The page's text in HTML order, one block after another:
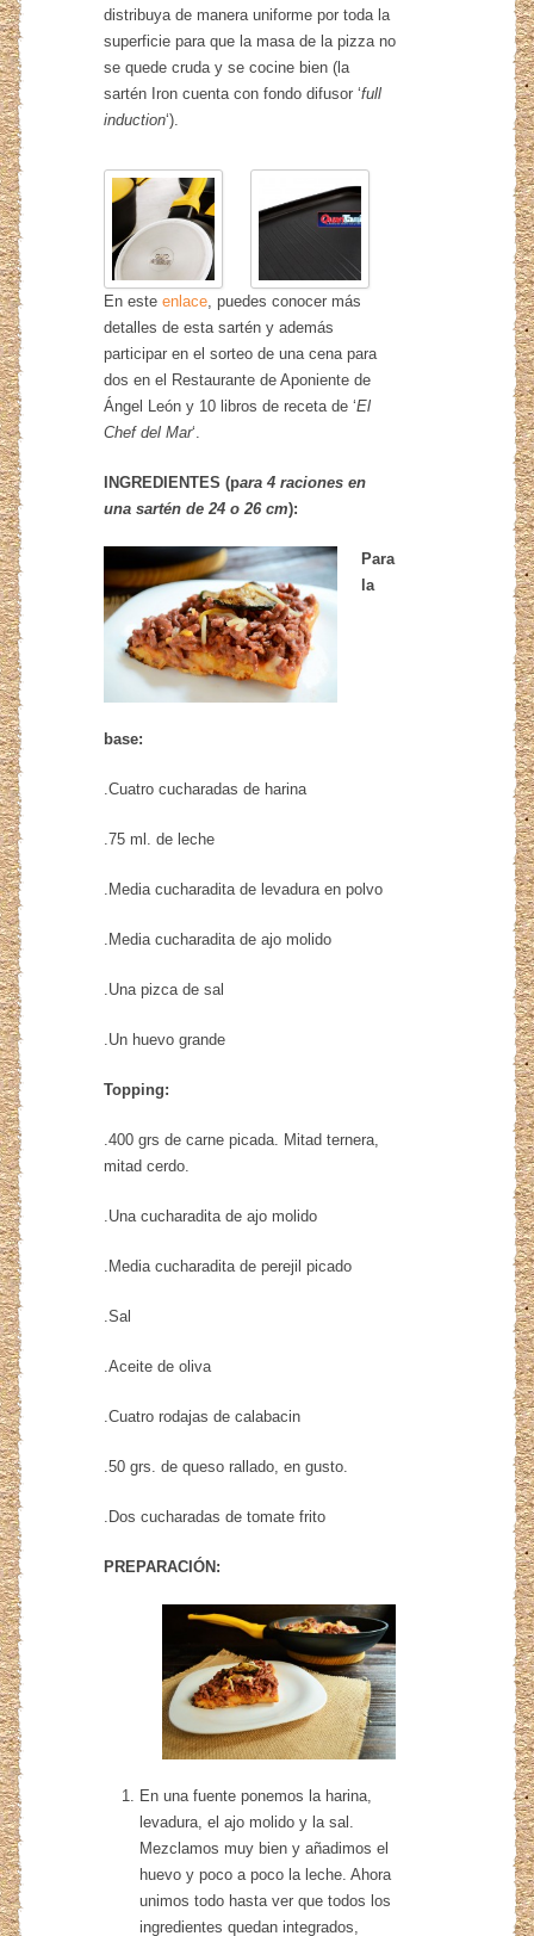
distribuya de manera uniforme por toda la
superficie para que la masa de la pizza no
se quede cruda y se cocine bien (la
sartén Iron cuenta con fondo difusor ‘full
induction‘).
En esteenlace , puedes conocer más
detalles de esta sartén y además
participar en el sorteo de una cena para
dos en el Restaurante de Aponiente de
Ángel León y 10 libros de receta de ‘El
Chef del Mar‘.
INGREDIENTES (para 4 raciones en
una sartén de 24 o 26 cm):
Para
la
base:
.Cuatro cucharadas de harina
.75 ml. de leche
.Media cucharadita de levadura en polvo
.Media cucharadita de ajo molido
.Una pizca de sal
.Un huevo grande
Topping:
.400 grs de carne picada. Mitad ternera,
mitad cerdo.
.Una cucharadita de ajo molido
.Media cucharadita de perejil picado
.Sal
.Aceite de oliva
.Cuatro rodajas de calabacin
.50 grs. de queso rallado, en gusto.
.Dos cucharadas de tomate frito
PREPARACIÓN:
En una fuente ponemos la harina,
levadura, el ajo molido y la sal.
Mezclamos muy bien y añadimos el
huevo y poco a poco la leche. Ahora
unimos todo hasta ver que todos los
ingredientes quedan integrados,